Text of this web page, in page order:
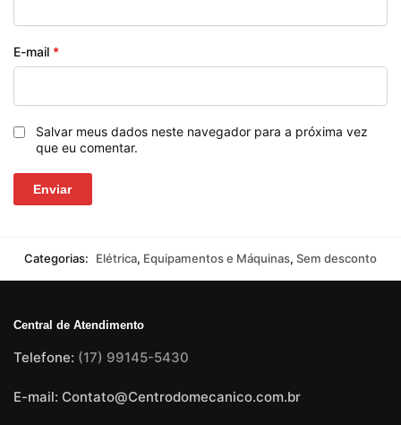
E-mail *
Salvar meus dados neste navegador para a próxima vez
que eu comentar.
Categorias: Elétrica, Equipamentos e Máquinas, Sem desconto
Central de Atendimento
Telefone: (17) 99145-5430
E-mail: Contato@Centrodomecanico.com.br